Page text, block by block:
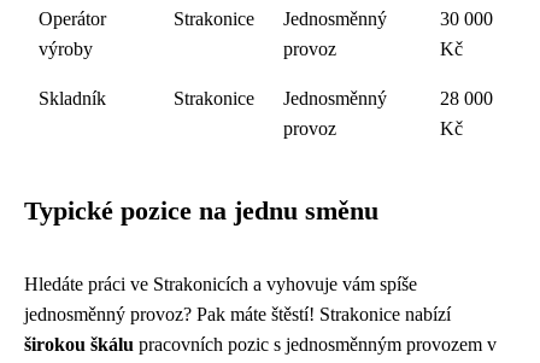
Operátor
výroby
Strakonice
Jednosměnný
provoz
30 000
Kč
Skladník Strakonice
Jednosměnný
provoz
28 000
Kč
Typické pozice na jednu směnu
Hledáte práci ve Strakonicích a vyhovuje vám spíše
jednosměnný provoz? Pak máte štěstí! Strakonice nabízí
širokou škálu pracovních pozic s jednosměnným provozem v